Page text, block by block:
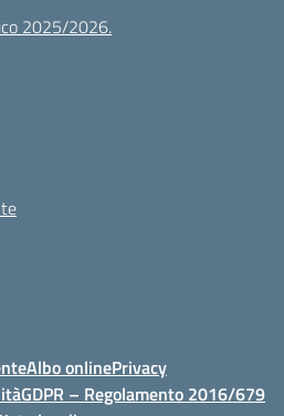
2025/2026.
Albo onlinePrivacy
GDPR – Regolamento 2016/679